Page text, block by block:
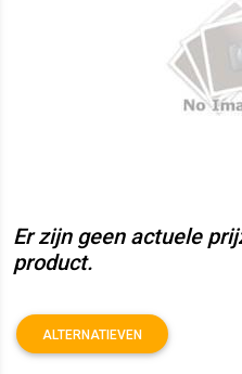
Er zijn geen actuele
product.
ALTERNATIEVEN